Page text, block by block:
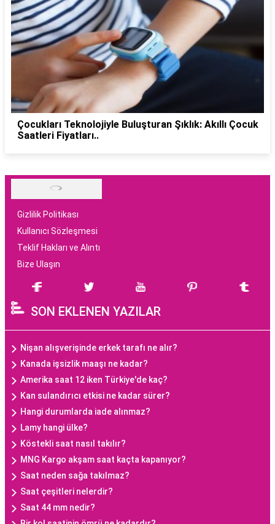
Çocukları Teknolojiyle Buluşturan Şıklık: Akıllı Çocuk
Saatleri Fiyatları..
Gizlilik Politikası
Kullanıcı Sözleşmesi
Teklif Hakları ve Alıntı
Bize Ulaşın
SON EKLENEN YAZILAR
Nişan alışverişinde erkek tarafı ne alır?
Kanada işsizlik maaşı ne kadar?
Amerika saat 12 iken Türkiye'de kaç?
Kan sulandırıcı etkisi ne kadar sürer?
Hangi durumlarda iade alınmaz?
Lamy hangi ülke?
Köstekli saat nasıl takılır?
MNG Kargo akşam saat kaçta kapanıyor?
Saat neden sağa takılmaz?
Saat çeşitleri nelerdir?
Saat 44 mm nedir?